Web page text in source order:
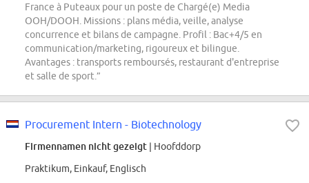
France à Puteaux pour un poste de Chargé(e) Media
OOH/DOOH. Missions : plans média, veille, analyse
concurrence et bilans de campagne. Profil : Bac+4/5 en
communication/marketing, rigoureux et bilingue.
Avantages : transports remboursés, restaurant d'entreprise
et salle de sport.”
Procurement Intern - Biotechnology
Firmennamen nicht gezeigt | Hoofddorp
Praktikum, Einkauf, Englisch